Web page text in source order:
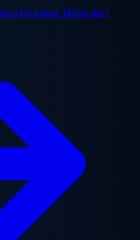
terbatas. Mulai dari